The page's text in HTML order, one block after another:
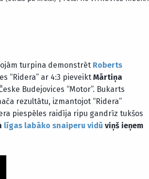
turpina demonstrēt Roberts
“Ridera” ar 4:3 pieveikt Mārtiņa
Budejovices “Motor”. Bukarts
rezultātu, izmantojot “Ridera”
piespēles raidīja ripu gandrīz tukšos
līgas labāko snaiperu vidū viņš ieņem